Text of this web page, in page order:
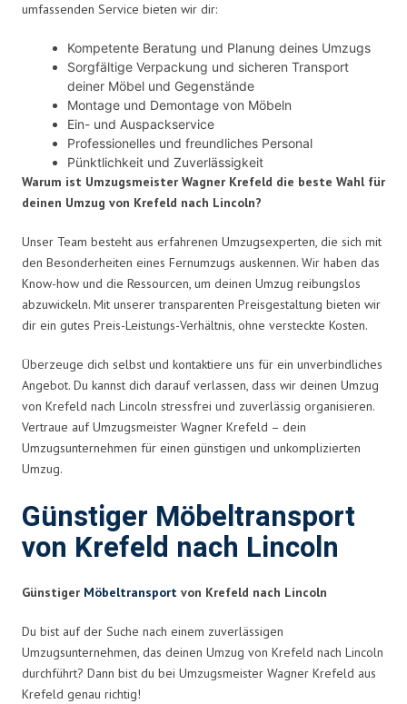
umfassenden Service bieten wir dir:
Kompetente Beratung und Planung deines Umzugs
Sorgfältige Verpackung und sicheren Transport
deiner Möbel und Gegenstände
Montage und Demontage von Möbeln
Ein- und Auspackservice
Professionelles und freundliches Personal
Pünktlichkeit und Zuverlässigkeit
Warum ist Umzugsmeister Wagner Krefeld die beste Wahl für
deinen Umzug von Krefeld nach Lincoln?
Unser Team besteht aus erfahrenen Umzugsexperten, die sich mit
den Besonderheiten eines Fernumzugs auskennen. Wir haben das
Know-how und die Ressourcen, um deinen Umzug reibungslos
abzuwickeln. Mit unserer transparenten Preisgestaltung bieten wir
dir ein gutes Preis-Leistungs-Verhältnis, ohne versteckte Kosten.
Überzeuge dich selbst und kontaktiere uns für ein unverbindliches
Angebot. Du kannst dich darauf verlassen, dass wir deinen Umzug
von Krefeld nach Lincoln stressfrei und zuverlässig organisieren.
Vertraue auf Umzugsmeister Wagner Krefeld – dein
Umzugsunternehmen für einen günstigen und unkomplizierten
Umzug.
Günstiger Möbeltransport
von Krefeld nach Lincoln
Günstiger Möbeltransport von Krefeld nach Lincoln
Du bist auf der Suche nach einem zuverlässigen
Umzugsunternehmen, das deinen Umzug von Krefeld nach Lincoln
durchführt? Dann bist du bei Umzugsmeister Wagner Krefeld aus
Krefeld genau richtig!